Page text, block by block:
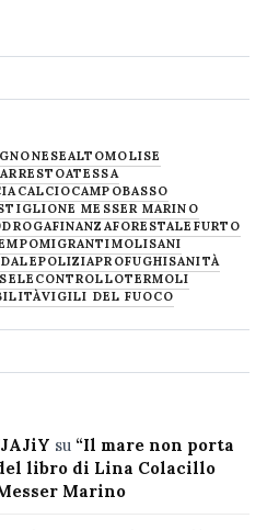
ALTOMOLISE
ARRESTOATESSA
CALCIOCAMPOBASSO
MESSER MARINO
DROGAFINANZAFORESTALE FURTO
MIGRANTIMOLISANI
POLIZIAPROFUGHISANITÀ
SELECONTROLLOTERMOLI
VIGILI DEL FUOCO
su “Il mare non porta
libro di Lina Colacillo
Marino